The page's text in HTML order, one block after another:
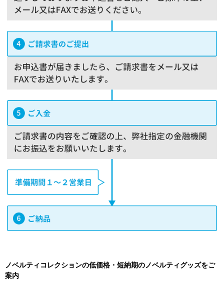
ノベルティコレクションの低価格・短納期のノベルティグッズをご
案内